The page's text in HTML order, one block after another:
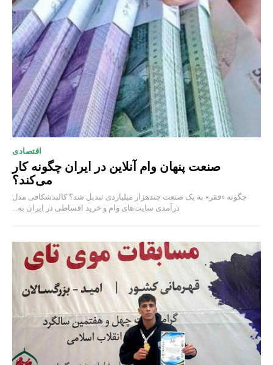
اقتصادی
صنعت پنهان وام آنلاین در ایران چگونه کار
می‌کند؟
چگونه «فقر» به یک صنعت چند‌هزار میلیاردی تبدیل شد؟ کالبدشکافی مدل
درآمدی سایت‌های وام و خرید اقساطی در ایران به...